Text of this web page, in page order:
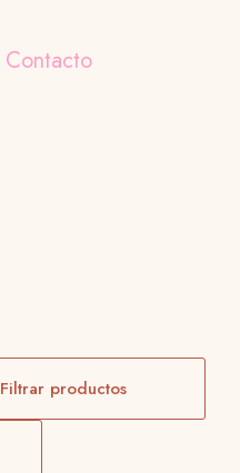
Contacto
Filtrar productos